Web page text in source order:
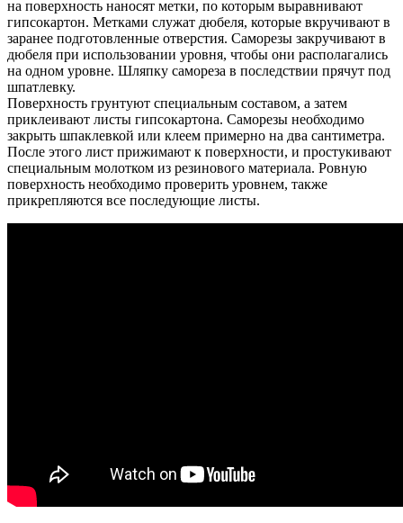
на поверхность наносят метки, по которым выравнивают
гипсокартон. Метками служат дюбеля, которые вкручивают в
заранее подготовленные отверстия. Саморезы закручивают в
дюбеля при использовании уровня, чтобы они располагались
на одном уровне. Шляпку самореза в последствии прячут под
шпатлевку.
Поверхность грунтуют специальным составом, а затем
приклеивают листы гипсокартона. Саморезы необходимо
закрыть шпаклевкой или клеем примерно на два сантиметра.
После этого лист прижимают к поверхности, и простукивают
специальным молотком из резинового материала. Ровную
поверхность необходимо проверить уровнем, также
прикрепляются все последующие листы.